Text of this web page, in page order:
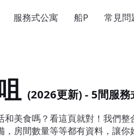
服務式公寓 船P 常見問
(2026更新) - 5間服
美食嗎？看這頁就對！我們
房間數量等等都有資料，讓你